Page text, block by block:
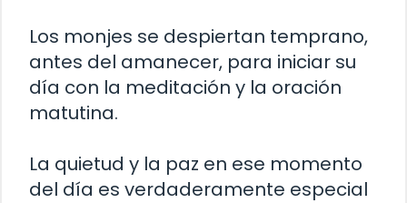
Los monjes se despiertan temprano,
antes del amanecer, para iniciar su
día con la meditación y la oración
matutina.
La quietud y la paz en ese momento
del día es verdaderamente especial